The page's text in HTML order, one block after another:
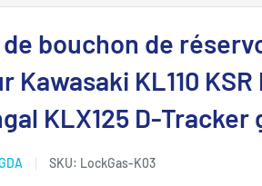
de bouchon de
Kawasaki KL110 KSR
KLX125 D-Tracker
SKU: LockGas-K03